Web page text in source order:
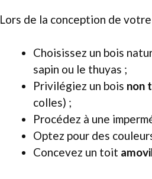
Lors de la conception de
Choisissez un bois
sapin ou le thuyas ;
Privilégiez un bois non
colles) ;
Procédez à une
Optez pour des
Concevez un toit